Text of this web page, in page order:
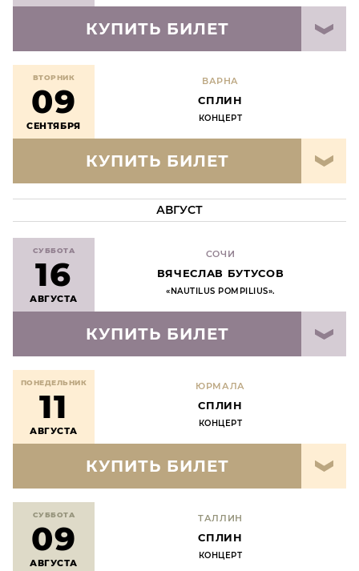
КУПИТЬ БИЛЕТ
ВТОРНИК
09
СЕНТЯБРЯ
ВАРНА
СПЛИН
КОНЦЕРТ
КУПИТЬ БИЛЕТ
АВГУСТ
СУББОТА
16
АВГУСТА
СОЧИ
ВЯЧЕСЛАВ БУТУСОВ
«NAUTILUS POMPILIUS».
КУПИТЬ БИЛЕТ
ПОНЕДЕЛЬНИК
11
АВГУСТА
ЮРМАЛА
СПЛИН
КОНЦЕРТ
КУПИТЬ БИЛЕТ
СУББОТА
09
АВГУСТА
ТАЛЛИН
СПЛИН
КОНЦЕРТ